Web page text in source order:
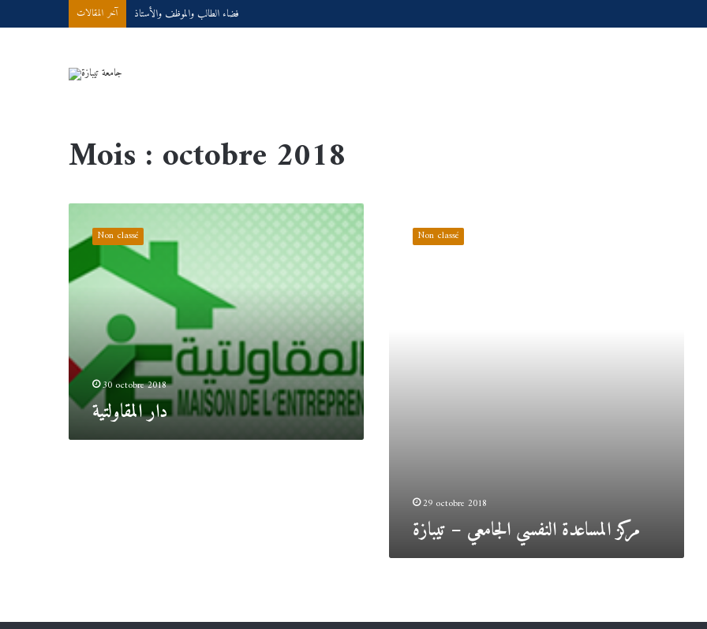
آخر المقالات فضاء الطالب والموظف والأستاذ
Mois : octobre 2018
المقاولتيةNon classé
30 octobre 2018
دار المقاولتية
المساعدة Non classé
29 octobre 2018
مركز المساعدة النفسي الجامعي – تيبازة